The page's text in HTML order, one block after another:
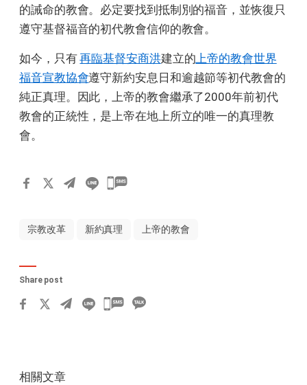
的誡命的教會。必定要找到抵制別的福音，並恢復只
遵守基督福音的初代教會信仰的教會。
如今，只有再臨基督安商洪建立的上帝的教會世界
福音宣教協會遵守新約安息日和逾越節等初代教會的
純正真理。因此，上帝的教會繼承了2000年前初代
教會的正統性，是上帝在地上所立的唯一的真理教
會。
宗教改革 新約真理 上帝的教會
Share post
카
相關文章